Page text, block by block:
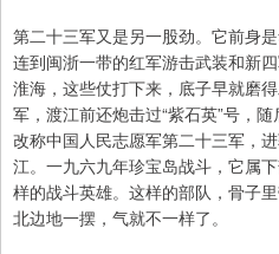
第二十三军又是另一股劲。它前身
连到闽浙一带的红军游击武装和新
淮海，这些仗打下来，底子早就磨
军，渡江前还炮击过“紫石英”号，
改称中国人民志愿军第二十三军，
江。一九六九年珍宝岛战斗，它属
样的战斗英雄。这样的部队，骨子
北边地一摆，气就不一样了。